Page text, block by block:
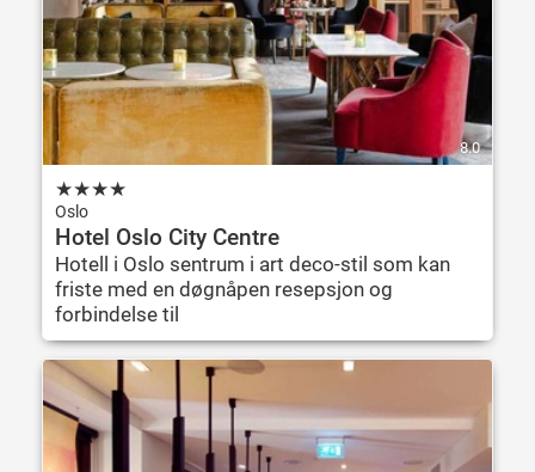
8.0
★★★★
Oslo
Hotel Oslo City Centre
Hotell i Oslo sentrum i art deco-stil som kan
friste med en døgnåpen resepsjon og
forbindelse til